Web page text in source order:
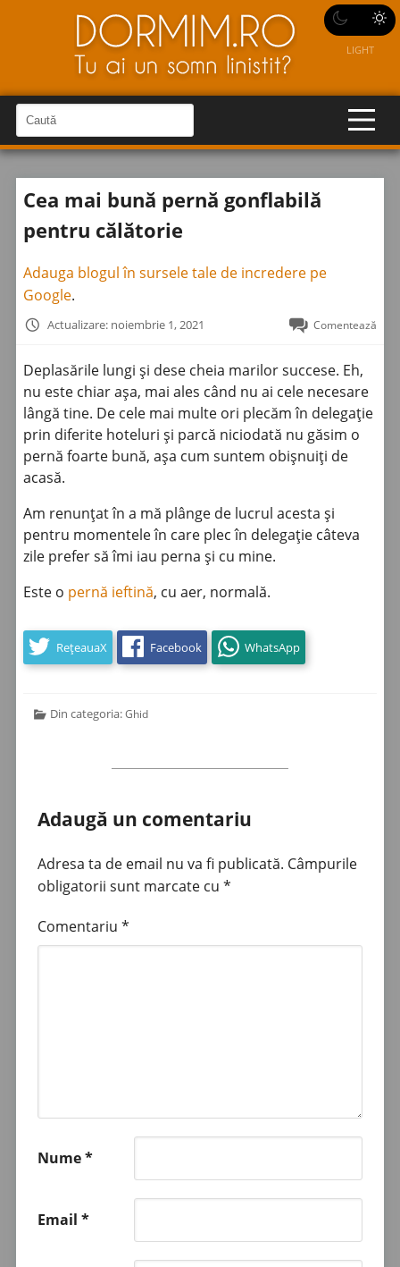
LIGHT
a
u
t
C
a
u
î
n
i
t
Cea mai bună pernă gonflabilă
pentru călătorie
Adauga blogul în sursele tale de incredere pe
Google.
Actualizare: noiembrie 1, 2021 Comentează
Deplasările lungi și dese cheia marilor succese. Eh,
nu este chiar așa, mai ales când nu ai cele necesare
lângă tine. De cele mai multe ori plecăm în delegație
prin diferite hoteluri și parcă niciodată nu găsim o
pernă foarte bună, așa cum suntem obișnuiți de
acasă.
Am renunțat în a mă plânge de lucrul acesta și
pentru momentele în care plec în delegație câteva
zile prefer să îmi iau perna și cu mine.
Este o pernă ieftină, cu aer, normală.
RețeauaX Facebook WhatsApp
Din categoria:Ghid
Adaugă un comentariu
Adresa ta de email nu va fi publicată. Câmpurile
obligatorii sunt marcate cu *
Comentariu *
Nume*
Email *